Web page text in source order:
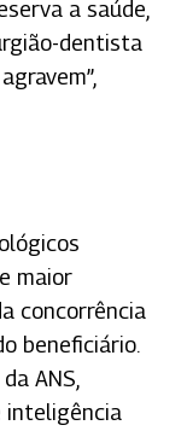
a saúde,
dentista
maior
concorrência
beneficiário.
ANS,
inteligência